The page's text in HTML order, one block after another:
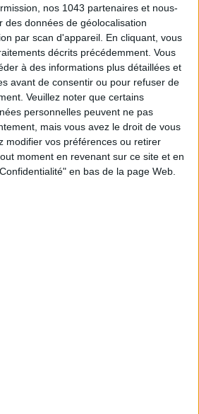
nos 1043 partenaires et nous-
des données de géolocalisation
par scan d'appareil. En cliquant, vous
décrits précédemment. Vous
à des informations plus détaillées et
avant de consentir ou pour refuser de
Veuillez noter que certains
personnelles peuvent ne pas
mais vous avez le droit de vous
modifier vos préférences ou retirer
moment en revenant sur ce site et en
en bas de la page Web.
POUR VOYAGER AVEC STYLE